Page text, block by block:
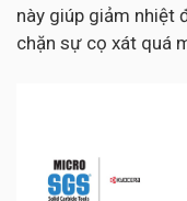
này giúp giảm nhiệt
chặn sự cọ xát quá